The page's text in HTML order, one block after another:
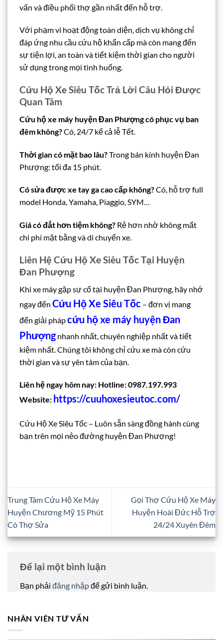
vấn và điều phối thợ gần nhất đến hỗ trợ.
Với phạm vi hoạt động toàn diện, dịch vụ không chỉ
đáp ứng nhu cầu cứu hộ khẩn cấp mà còn mang đến
sự tiện lợi, an toàn và tiết kiệm thời gian cho người
sử dụng trong mọi tình huống.
Cứu Hộ Xe Siêu Tốc Trả Lời Câu Hỏi Được
Quan Tâm
Cứu hộ xe máy huyện Đan Phượng có phục vụ ban
đêm không?Có, 24/7 kể cả lễ Tết.
Thời gian có mặt bao lâu?Trong bán kính huyện Đan
Phượng: tối đa 15 phút.
Có sửa được xe tay ga cao cấp không?Có, hỗ trợ full
model Honda, Yamaha, Piaggio, SYM…
Giá có đắt hơn tiệm không? Rẻ hơn nhờ không mất
chi phí mặt bằng và di chuyển xe.
Liên Hệ Cứu Hộ Xe Siêu Tốc Tại Huyện
Đan Phượng
Khi xe máy gặp sự cố tại huyện Đan Phượng, hãy nhớ
ngay đến Cứu Hộ Xe Siêu Tốc – đơn vị mang
đến giải phápcứu hộ xe máy huyện Đan
Phượngnhanh nhất, chuyên nghiệp nhất và tiết
kiệm nhất. Chúng tôi không chỉ cứu xe mà còn cứu
thời gian và sự yên tâm của bạn.
Liên hệ ngay hôm nay: Hotline: 0987.197.993
Website: https://cuuhoxesieutoc.com/
Cứu Hộ Xe Siêu Tốc – Luôn sẵn sàng đồng hành cùng
bạn trên mọi nẻo đường huyện Đan Phượng!
Trung Tâm Cứu Hộ Xe Máy
Huyện Chương Mỹ 15 Phút
Có Thợ Sửa
Gọi Thợ Cứu Hộ Xe Máy
Huyện Hoài Đức Hỗ Trợ
24/24 Xuyên Đêm
Để lại một bình luận
Bạn phải đăng nhậpđể gửi bình luận.
NHÂN VIÊN TƯ VẤN